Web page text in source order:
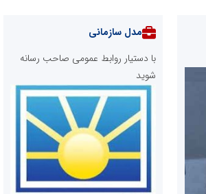
مدل سازمانی
با دستیار روابط عمومی صاحب رسانه
شوید